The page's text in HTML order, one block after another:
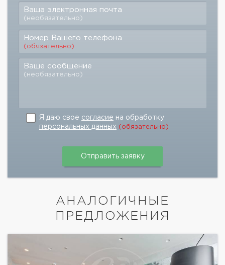
Ваша электронная почта
(необязательно)
Номер Вашего телефона
(обязательно)
Ваше сообщение
(необязательно)
Я даю свое согласие на обработку
персональных данных (обязательно)
АНАЛОГИЧНЫЕ
ПРЕДЛОЖЕНИЯ